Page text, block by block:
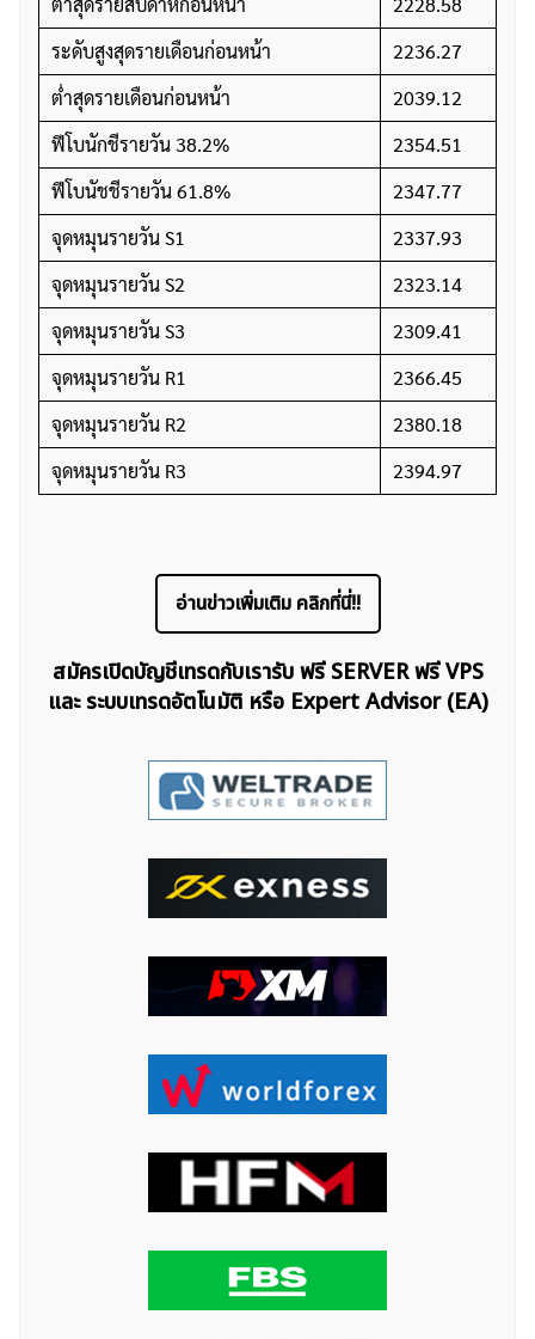
ค้นหา
สำหรับ:
ระดับสูงสุดรายเดือนก่อนหน้า
2236.27
ต่ำสุดรายเดือนก่อนหน้า
2039.12
ฟีโบนักชีรายวัน 38.2%
2354.51
ฟีโบนัชชีรายวัน 61.8%
2347.77
จุดหมุนรายวัน S1
2337.93
จุดหมุนรายวัน S2
2323.14
จุดหมุนรายวัน S3
2309.41
จุดหมุนรายวัน R1
2366.45
จุดหมุนรายวัน R2
2380.18
จุดหมุนรายวัน R3
2394.97
อ่านข่าวเพิ่มเติม คลิกที่นี่!!
สมัครเปิดบัญชีเทรดกับเรารับ ฟรี SERVER ฟรี VPS
และ ระบบเทรดอัตโนมัติ หรือ Expert Advisor (EA)